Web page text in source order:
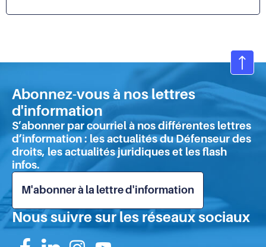
de
Abonnez-vous à nos lettres
d'information
S’abonner par courriel à nos différentes lettres
d’information : les actualités du Défenseur des
droits, les actualités juridiques et les flash
infos.
M'abonner à la lettre d'information
Nous suivre sur les réseaux sociaux